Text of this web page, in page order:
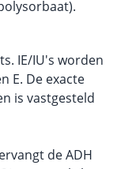
IE/IU's worden
E. De exacte
is vastgesteld
de ADH